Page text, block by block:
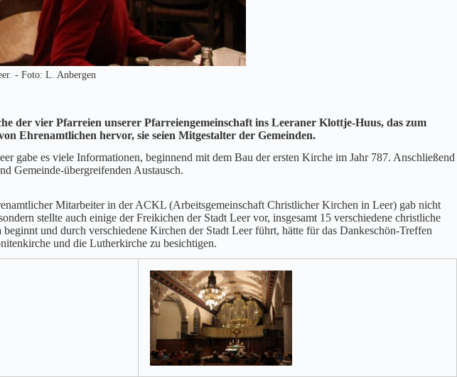
- Foto: L. Anbergen
der vier Pfarreien unserer Pfarreiengemeinschaft ins Leeraner Klottje-Huus, das zum
Ehrenamtlichen hervor, sie seien Mitgestalter der Gemeinden.
gabe es viele Informationen, beginnend mit dem Bau der ersten Kirche im Jahr 787. Anschließend
Gemeinde-übergreifenden Austausch.
Mitarbeiter in der ACKL (Arbeitsgemeinschaft Christlicher Kirchen in Leer) gab nicht
stellte auch einige der Freikichen der Stadt Leer vor, insgesamt 15 verschiedene christliche
und durch verschiedene Kirchen der Stadt Leer führt, hätte für das Dankeschön-Treffen
und die Lutherkirche zu besichtigen.